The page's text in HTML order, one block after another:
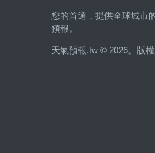
您的首選，提供全球城市
預報。
天氣預報.tw © 2026。版權